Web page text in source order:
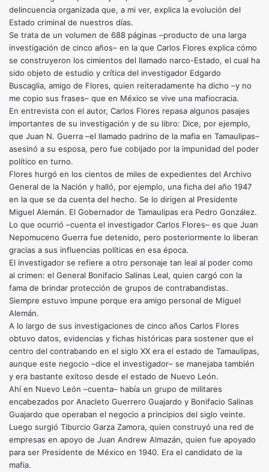
delincuencia organizada que, a mi ver, explica la evolución del
Estado criminal de nuestros días.
Se trata de un volumen de 688 páginas –producto de una larga
investigación de cinco años– en la que Carlos Flores explica cómo
se construyeron los cimientos del llamado narco-Estado, el cual ha
sido objeto de estudio y crítica del investigador Edgardo
Buscaglia, amigo de Flores, quien reiteradamente ha dicho –y no
me copio sus frases– que en México se vive una mafiocracia.
En entrevista con el autor, Carlos Flores repasa algunos pasajes
importantes de su investigación y de su libro: Dice, por ejemplo,
que Juan N. Guerra –el llamado padrino de la mafia en Tamaulipas–
asesinó a su esposa, pero fue cobijado por la impunidad del poder
político en turno.
Flores hurgó en los cientos de miles de expedientes del Archivo
General de la Nación y halló, por ejemplo, una ficha del año 1947
en la que se da cuenta del hecho. Se lo dirigen al Presidente
Miguel Alemán. El Gobernador de Tamaulipas era Pedro González.
Lo que ocurrió –cuenta el investigador Carlos Flores– es que Juan
Nepomuceno Guerra fue detenido, pero posteriormente lo liberan
gracias a sus influencias políticas en esa época.
El investigador se refiere a otro personaje tan leal al poder como
al crimen: el General Bonifacio Salinas Leal, quien cargó con la
fama de brindar protección de grupos de contrabandistas.
Siempre estuvo impune porque era amigo personal de Miguel
Alemán.
A lo largo de sus investigaciones de cinco años Carlos Flores
obtuvo datos, evidencias y fichas históricas para sostener que el
centro del contrabando en el siglo XX era el estado de Tamaulipas,
aunque este negocio –dice el investigador– se manejaba también
y era bastante exitoso desde el estado de Nuevo León.
Ahí en Nuevo León –cuenta– había un grupo de militares
encabezados por Anacleto Guerrero Guajardo y Bonifacio Salinas
Guajardo que operaban el negocio a principios del siglo veinte.
Luego surgió Tiburcio Garza Zamora, quien construyó una red de
empresas en apoyo de Juan Andrew Almazán, quien fue apoyado
para ser Presidente de México en 1940. Era el candidato de la
mafia.